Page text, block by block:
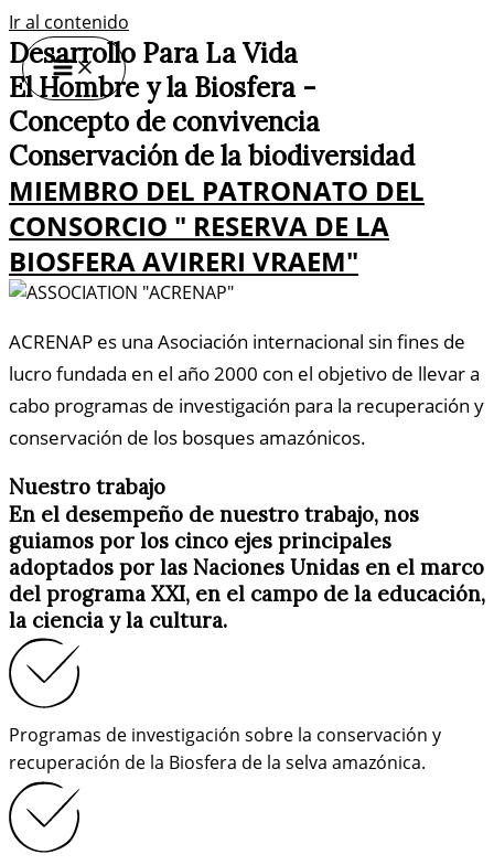
Ir al contenido
Desarrollo Para La Vida
El Hombre y la Biosfera -
Concepto de convivencia
Conservación de la biodiversidad
MIEMBRO DEL PATRONATO DEL
CONSORCIO " RESERVA DE LA
BIOSFERA AVIRERI VRAEM"
ACRENAP es una Asociación internacional sin fines de
lucro fundada en el año 2000 con el objetivo de llevar a
cabo programas de investigación para la recuperación y
conservación de los bosques amazónicos.
Nuestro trabajo
En el desempeño de nuestro trabajo, nos
guiamos por los cinco ejes principales
adoptados por las Naciones Unidas en el marco
del programa XXI, en el campo de la educación,
la ciencia y la cultura.
Programas de investigación sobre la conservación y
recuperación de la Biosfera de la selva amazónica.